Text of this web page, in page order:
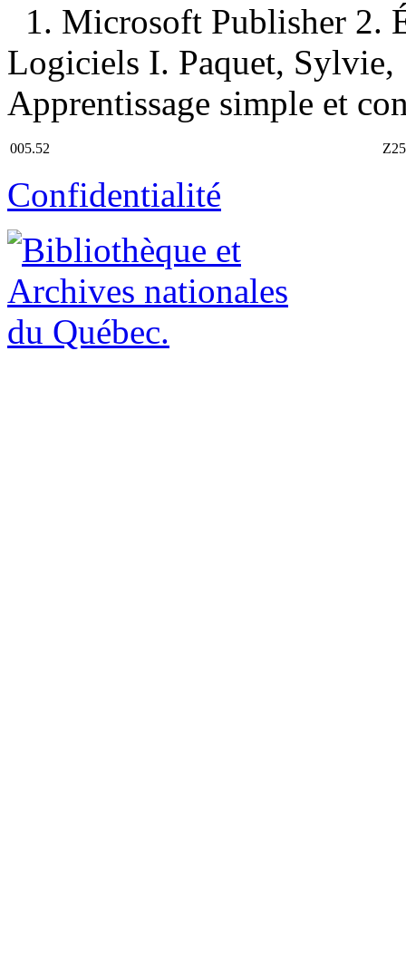
1. Microsoft Publisher 2.
Logiciels I. Paquet,
Apprentissage simple et
005.52
Confidentialité